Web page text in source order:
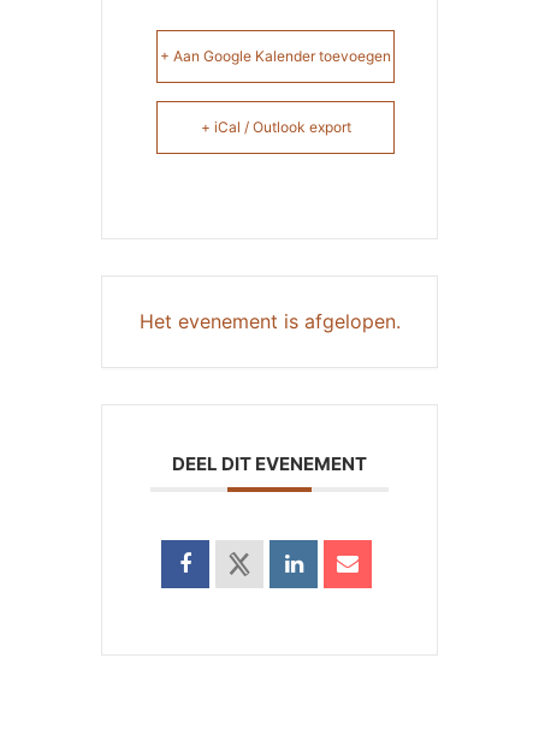
+ Aan Google Kalender toevoegen
+ iCal / Outlook export
Het evenement is afgelopen.
DEEL DIT EVENEMENT